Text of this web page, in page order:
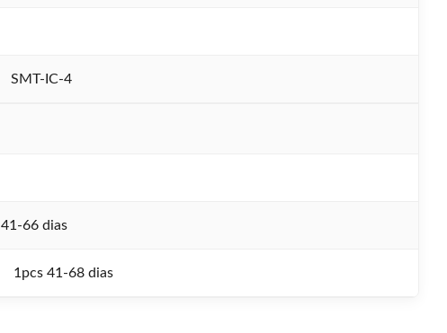
SMT-IC-4
41-66 dias
1pcs 41-68 dias